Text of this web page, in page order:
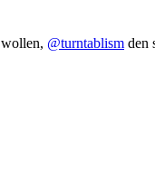
@turntablism den